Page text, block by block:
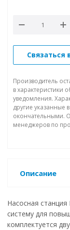
Производитель
в характеристики
уведомления.
другие указанные
окончательными.
менеджеров по
Описание
Насосная
систему для
комплектуется